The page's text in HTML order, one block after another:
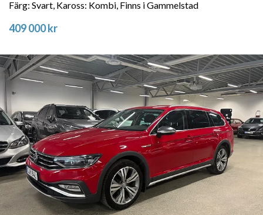
Färg: Svart, Kaross: Kombi, Finns i Gammelstad
409 000 kr